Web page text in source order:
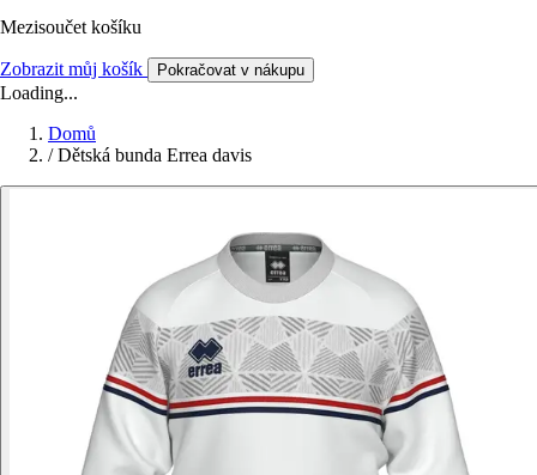
Mezisoučet košíku
Zobrazit můj košík Pokračovat v nákupu
Loading...
Domů
/ Dětská bunda Errea davis